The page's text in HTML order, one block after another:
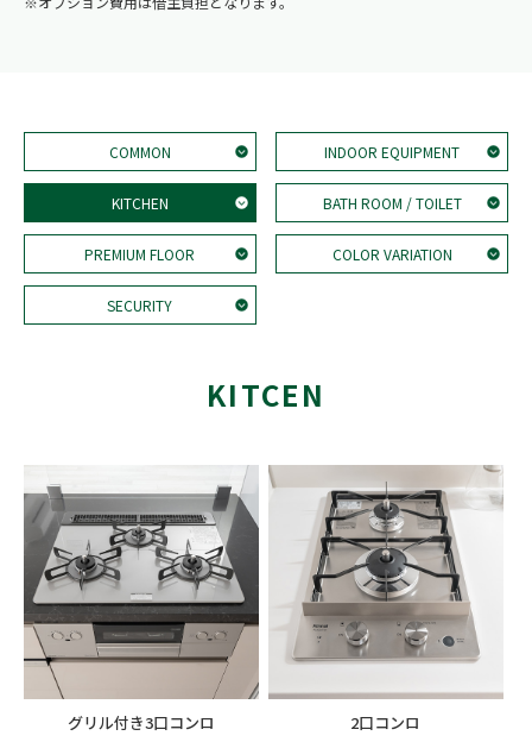
COMMON INDOOR EQUIPMENT
KITCHEN BATH ROOM / TOILET
PREMIUM FLOOR COLOR VARIATION
SECURITY
KITCEN
グリル付き3口コンロ 2口コンロ